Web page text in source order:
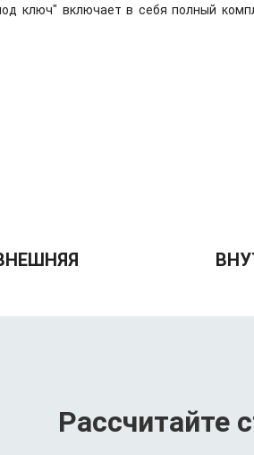
ключ" включает в себя полный
Рассчитайте